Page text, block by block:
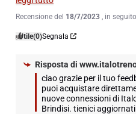
Recensione del 18/7/2023 , in
Utile(0)Segnala
Risposta di
ciao grazie per il tuo
puoi acquistare
nuove connessioni di
Brindisi. tienici